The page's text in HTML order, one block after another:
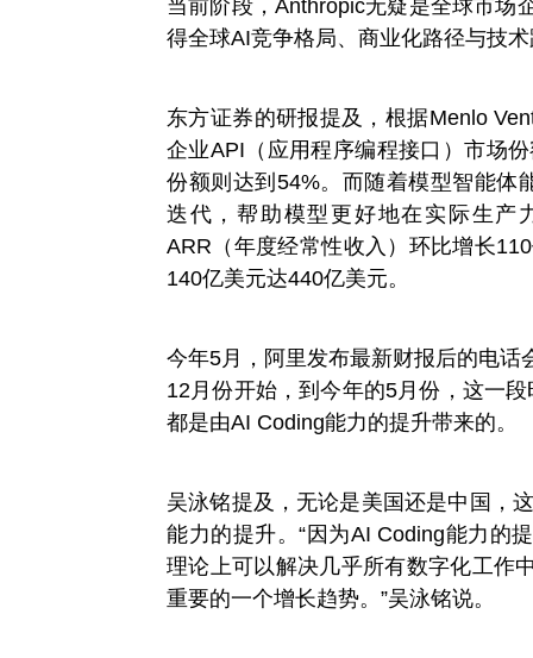
当前阶段，Anthropic无疑是全球市场
得全球AI竞争格局、商业化路径与技
东方证券的研报提及，根据Menlo
企业API（应用程序编程接口）市场
份额则达到54%。而随着模型智能体
迭代，帮助模型更好地在实际生产
ARR（年度经常性收入）环比增长
140亿美元达440亿美元。
今年5月，阿里发布最新财报后的电
12月份开始，到今年的5月份，这一
都是由AI Coding能力的提升带来的。
吴泳铭提及，无论是美国还是中国，
能力的提升。“因为AI Coding能力的
理论上可以解决几乎所有数字化工作
重要的一个增长趋势。”吴泳铭说。